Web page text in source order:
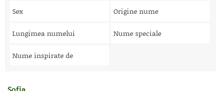
Sex Origine nume
Lungimea numelui Nume speciale
Nume inspirate de